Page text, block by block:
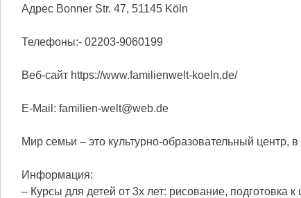
Адрес Bonner Str. 47, 51145 Köln
Телефоны:- 02203-9060199
Веб-сайт https://www.familienwelt-koeln.de/
E-Mail: familien-welt@web.de
Мир семьи – это культурно-образовательный
Информация:
– Курсы для детей от 3х лет: рисование, подготовка